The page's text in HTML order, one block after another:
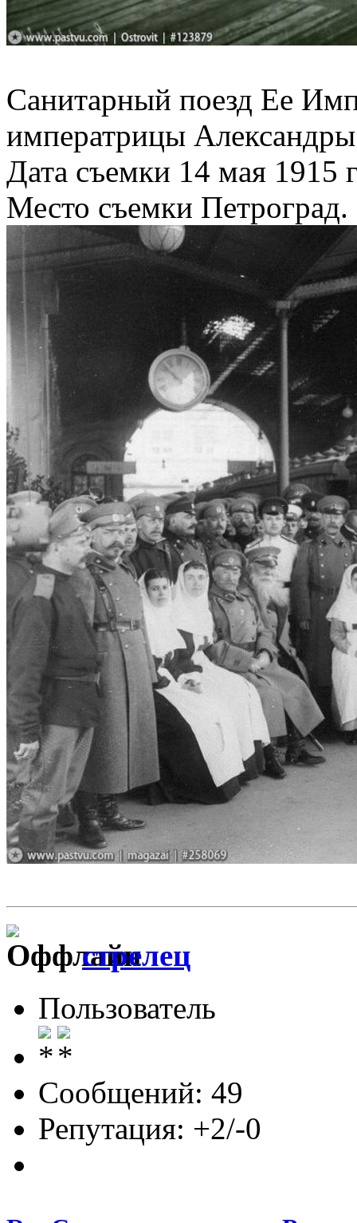
Санитарный поезд Ее
императрицы
Дата съемки 14 мая 1915
Место съемки Петроград.
стрелец
Пользователь
Сообщений: 49
Репутация: +2/-0